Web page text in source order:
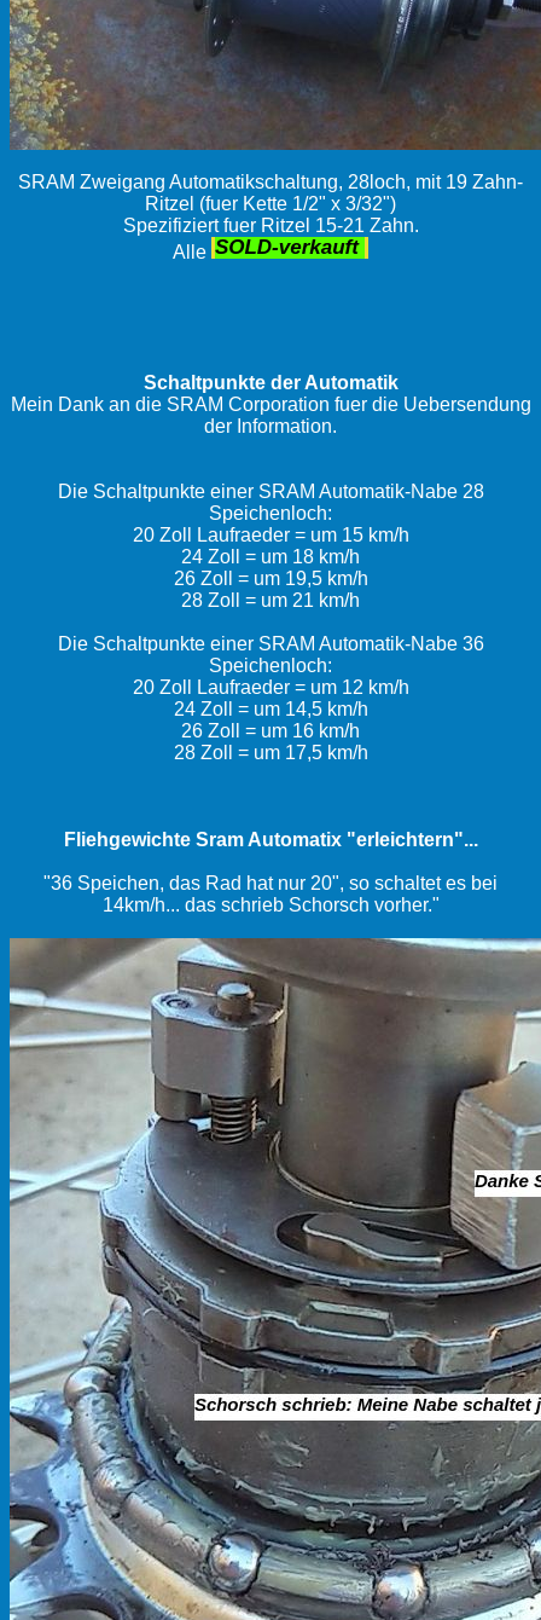
SRAM Zweigang Automatikschaltung, 28loch, mit 19 Zahn-
Ritzel (fuer Kette 1/2" x 3/32")
Spezifiziert fuer Ritzel 15-21 Zahn.
Alle
Schaltpunkte der Automatik
Mein Dank an die SRAM Corporation fuer die Uebersendung
der Information.
Die Schaltpunkte einer SRAM Automatik-Nabe 28
Speichenloch:
20 Zoll Laufraeder = um 15 km/h
24 Zoll = um 18 km/h
26 Zoll = um 19,5 km/h
28 Zoll = um 21 km/h
Die Schaltpunkte einer SRAM Automatik-Nabe 36
Speichenloch:
20 Zoll Laufraeder = um 12 km/h
24 Zoll = um 14,5 km/h
26 Zoll = um 16 km/h
28 Zoll = um 17,5 km/h
Fliehgewichte Sram Automatix "erleichtern"...
"36 Speichen, das Rad hat nur 20", so schaltet es bei
14km/h... das schrieb Schorsch vorher."